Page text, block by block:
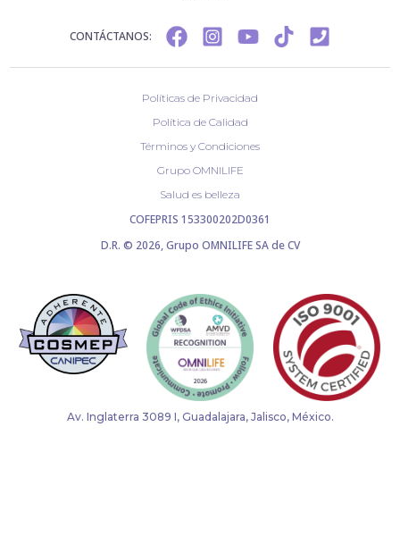
CONTÁCTANOS:
Políticas de Privacidad
Política de Calidad
Términos y Condiciones
Grupo OMNILIFE
Salud es belleza
COFEPRIS 153300202D0361
D.R. © 2026, Grupo OMNILIFE SA de CV
Av. Inglaterra 3089 I, Guadalajara, Jalisco, México.